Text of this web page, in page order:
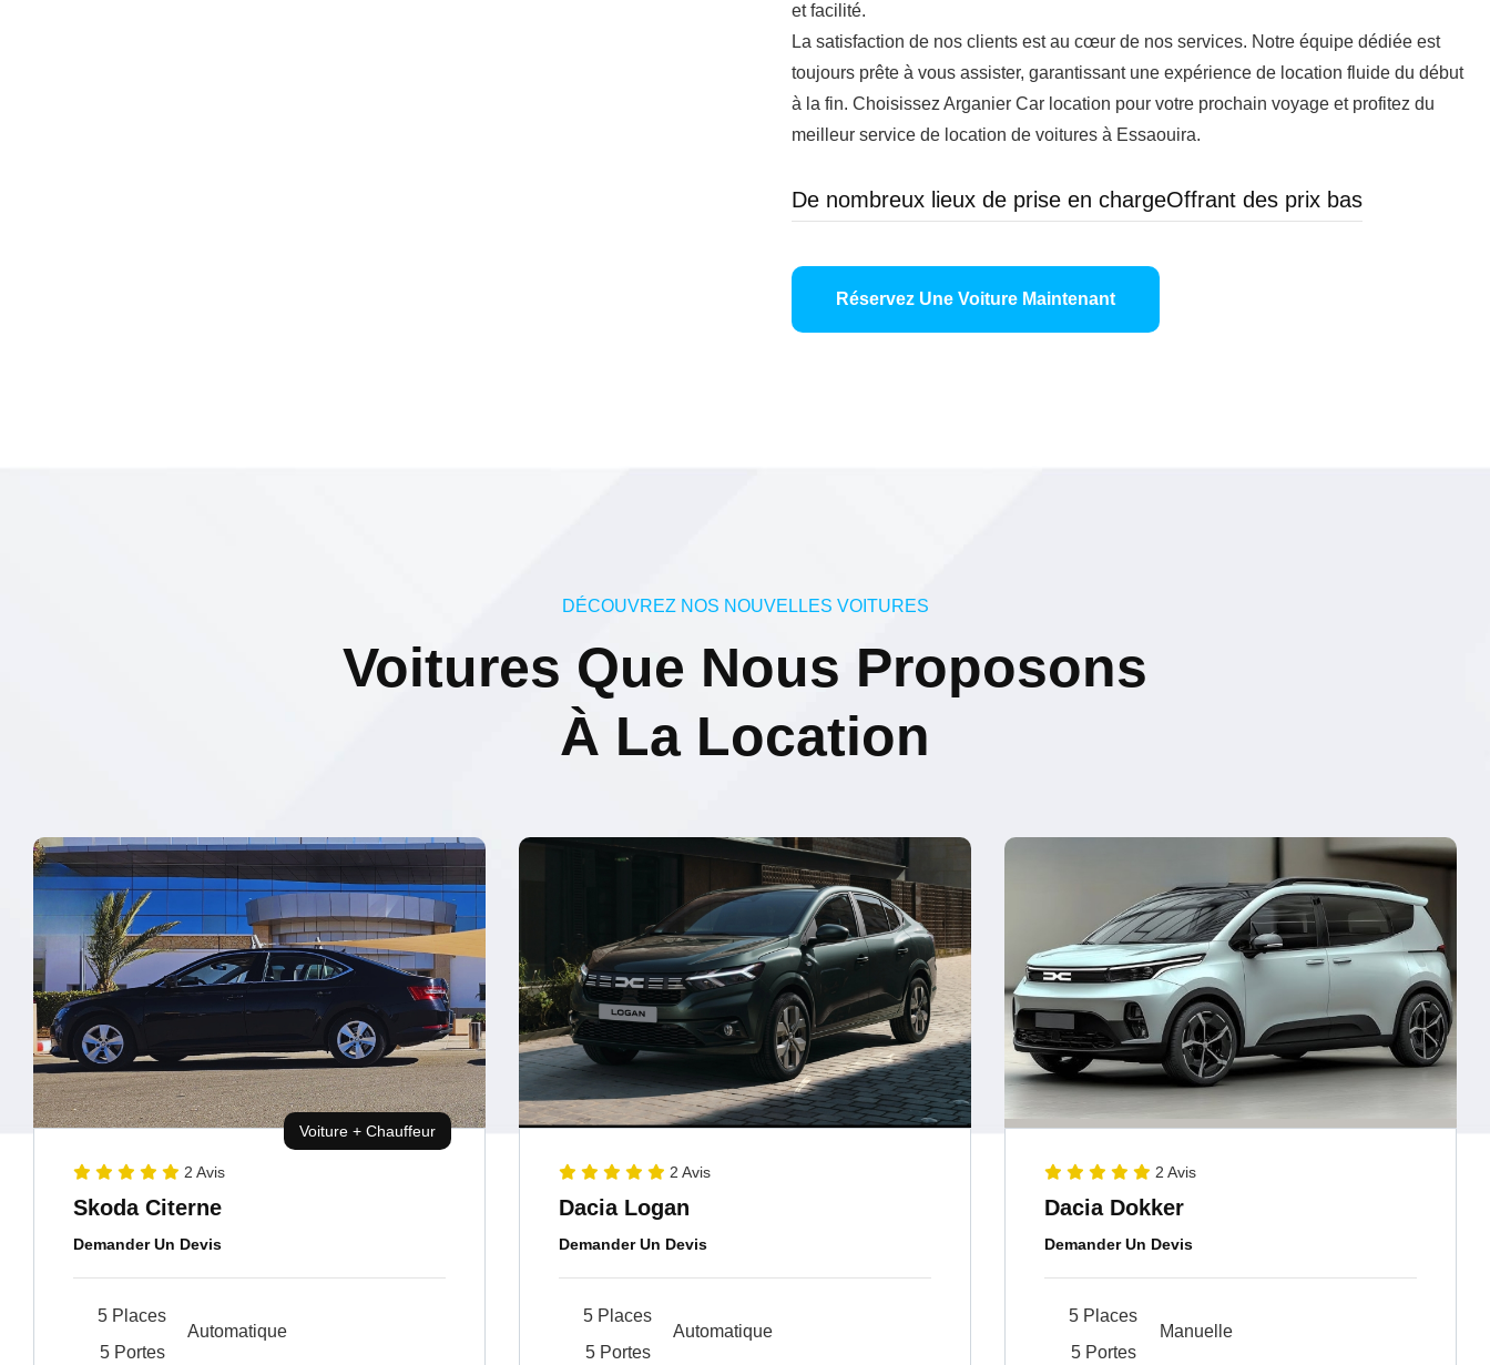
et facilité.
La satisfaction de nos clients est au cœur de nos services. Notre équipe dédiée est
toujours prête à vous assister, garantissant une expérience de location fluide du début
à la fin. Choisissez Arganier Car location pour votre prochain voyage et profitez du
meilleur service de location de voitures à Essaouira.
De nombreux lieux de prise en chargeOffrant des prix bas
Réservez Une Voiture Maintenant
DÉCOUVREZ NOS NOUVELLES VOITURES
Voitures Que Nous Proposons
À La Location
Voiture + Chauffeur
2 Avis
Skoda Citerne
Demander Un Devis
5 Places
5 Portes
Automatique
2 Avis
Dacia Logan
Demander Un Devis
5 Places
5 Portes
Automatique
2 Avis
Dacia Dokker
Demander Un Devis
5 Places
5 Portes
Manuelle